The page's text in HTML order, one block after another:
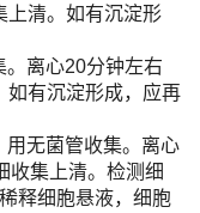
上清。如有沉淀形
。离心20分钟左右
如有沉淀形成，应再
用无菌管收集。离心
收集上清。检测细
释细胞悬液，细胞